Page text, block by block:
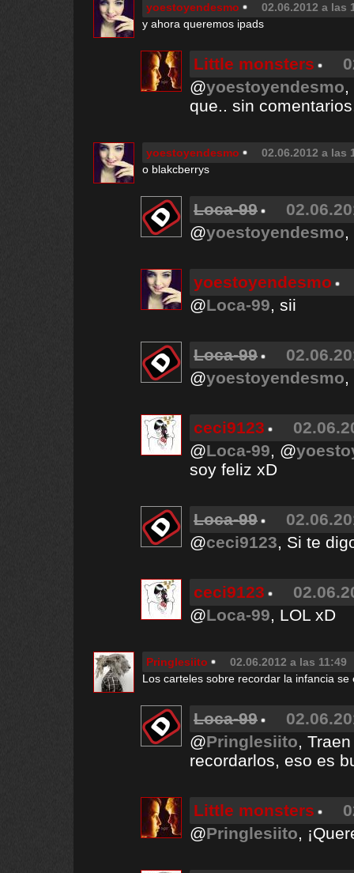
yoestoyendesmo
02.06.2012 a las
y ahora queremos ipads
Little monsters
@yoestoyendesmo,
que.. sin
yoestoyendesmo
02.06.2012 a las
o blakcberrys
Loca-99
@yoestoyendesmo,
yoestoyendesmo
@Loca-99, sii
Loca-99
@yoestoyendesmo,
ceci9123
@Loca-99, @
soy feliz xD
Loca-99
@ceci9123, Si te
ceci9123
@Loca-99, LOL xD
Pringlesiito
02.06.2012 a las 11:49
Los carteles sobre recordar la infancia
Loca-99
@Pringlesiito,
recordarlos, eso es
Little monsters
@Pringlesiito,